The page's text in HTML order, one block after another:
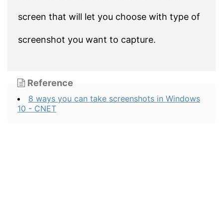
screen that will let you choose with type of
screenshot you want to capture.
Reference
8 ways you can take screenshots in Windows
10 - CNET